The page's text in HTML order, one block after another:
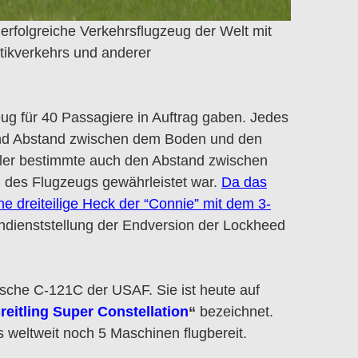
Verkehrsflugzeug der Welt mit
und anderer
für 40 Passagiere in Auftrag gaben. Jedes
Abstand zwischen dem Boden und den
bestimmte auch den Abstand zwischen
Flugzeugs gewährleistet war. Da das
dreiteilige Heck der “Connie” mit dem 3-
der Endversion der Lockheed
C-121C der USAF. Sie ist heute auf
Super Constellation“ bezeichnet.
noch 5 Maschinen flugbereit.